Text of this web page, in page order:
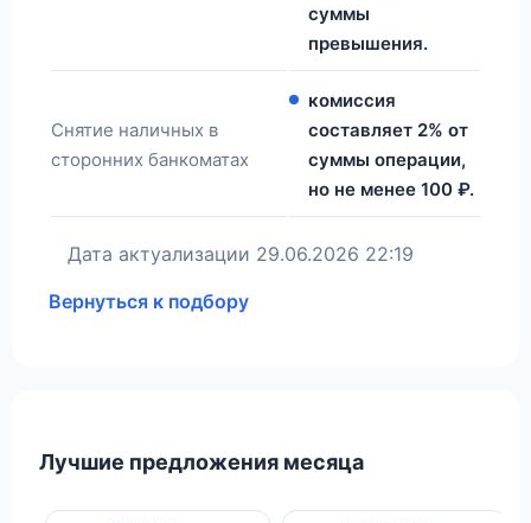
суммы
превышения.
Снятие наличных в
сторонних банкоматах
комиссия
составляет 2% от
суммы операции,
но не менее 100 ₽.
Дата актуализации 29.06.2026 22:19
Вернуться к подбору
Лучшие предложения месяца